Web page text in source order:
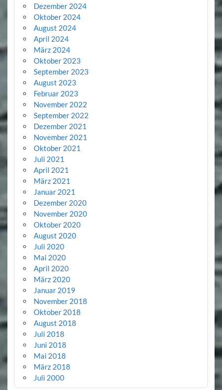
Dezember 2024
Oktober 2024
August 2024
April 2024
März 2024
Oktober 2023
September 2023
August 2023
Februar 2023
November 2022
September 2022
Dezember 2021
November 2021
Oktober 2021
Juli 2021
April 2021
März 2021
Januar 2021
Dezember 2020
November 2020
Oktober 2020
August 2020
Juli 2020
Mai 2020
April 2020
März 2020
Januar 2019
November 2018
Oktober 2018
August 2018
Juli 2018
Juni 2018
Mai 2018
März 2018
Juli 2000